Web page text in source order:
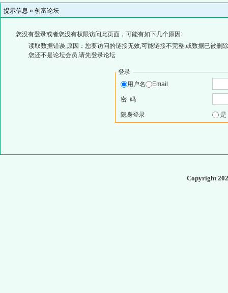
提示信息 » 创富论坛
您没有登录或者您没有权限访问此页面，可能有如下几个原因:
读取数据错误,原因：您要访问的链接无效,可能链接不完整,或数据已被删
您还不是论坛会员,请先登录论坛
登录
用户名
Email
密 码
隐身登录
Copyright